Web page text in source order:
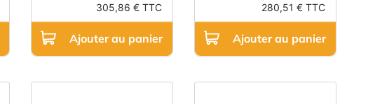
305,86 € TTC
Ajouter au panier
280,51 € TTC
Ajouter au panier